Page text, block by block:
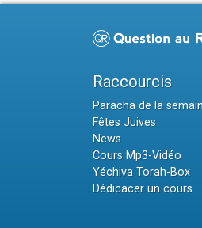
Raccourcis
Paracha de la
Fêtes Juives
News
Cours Mp3-Vidéo
Yéchiva Torah-Box
Dédicacer un cours